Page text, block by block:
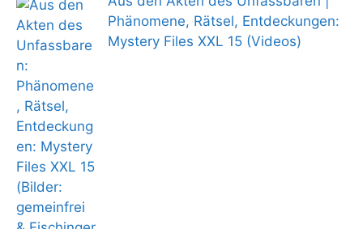
Phänomene, Rätsel, Entdeckungen:
Mystery Files XXL 15 (Videos)